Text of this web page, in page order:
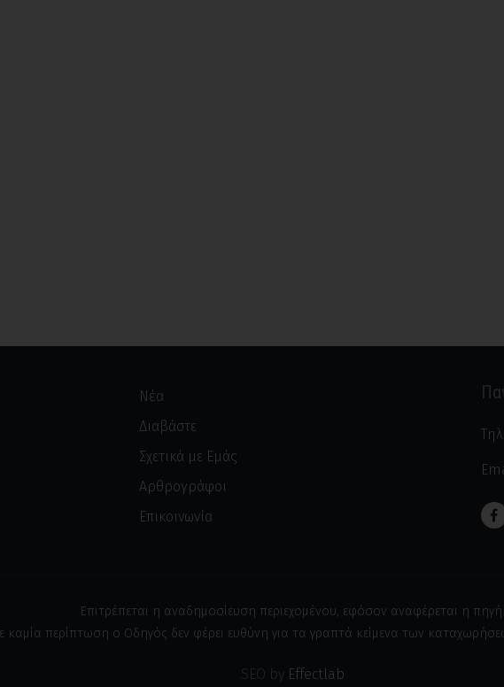
Νέα
Διαβάστε
Σχετικά με Εμάς
Αρθρογράφοι
Επικοινωνία
Τηλ:
Επιτρέπεται η αναδημοσίευση περιεχομένου, εφόσον αναφέρεται η πηγή.
καμία περίπτωση ο Οδηγός δεν φέρει ευθύνη για τα γραπτά κείμενα των
SEO by Effectlab